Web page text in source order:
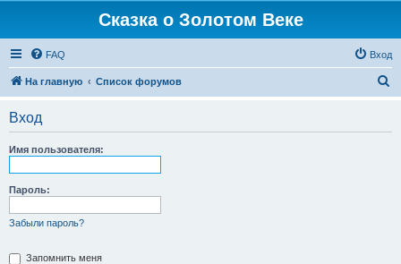
Сказка о Золотом Веке
FAQ Вход
На главную Список форумов
Вход
Имя пользователя:
Пароль:
Забыли пароль?
Запомнить меня